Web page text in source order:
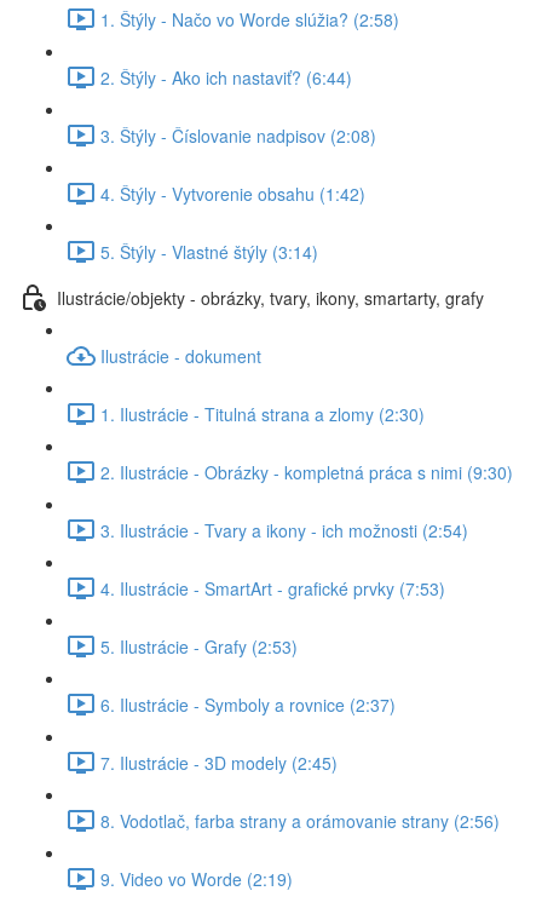
1. Štýly - Načo vo Worde slúžia? (2:58)
2. Štýly - Ako ich nastaviť? (6:44)
3. Štýly - Číslovanie nadpisov (2:08)
4. Štýly - Vytvorenie obsahu (1:42)
5. Štýly - Vlastné štýly (3:14)
Ilustrácie/objekty - obrázky, tvary, ikony, smartarty, grafy
Ilustrácie - dokument
1. Ilustrácie - Titulná strana a zlomy (2:30)
2. Ilustrácie - Obrázky - kompletná práca s nimi (9:30)
3. Ilustrácie - Tvary a ikony - ich možnosti (2:54)
4. Ilustrácie - SmartArt - grafické prvky (7:53)
5. Ilustrácie - Grafy (2:53)
6. Ilustrácie - Symboly a rovnice (2:37)
7. Ilustrácie - 3D modely (2:45)
8. Vodotlač, farba strany a orámovanie strany (2:56)
9. Video vo Worde (2:19)